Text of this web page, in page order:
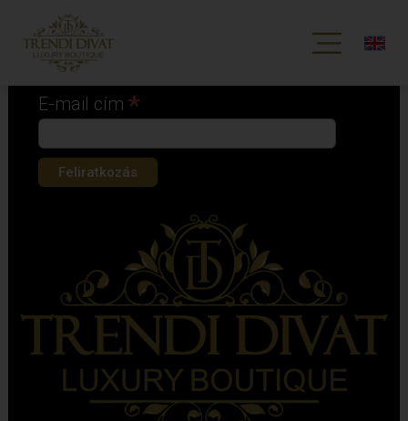
Iratkozz fel hírlevelünkre!
*
E-mail cím*